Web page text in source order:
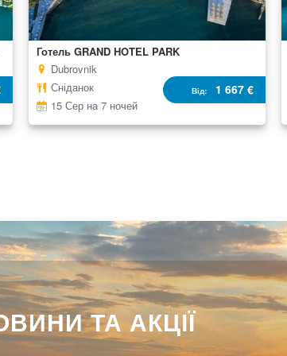
Готель GRAND HOTEL PARK
Від 1 667 €
Dubrovnik
Сніданок
15 Сер на 7 ночей
ТА АКЦІЇ